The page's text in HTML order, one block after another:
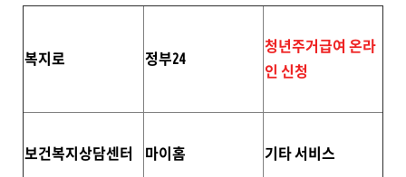
복지로 정부24
청년주거급여 온라
인 신청
보건복지상담센터 마이홈 기타 서비스